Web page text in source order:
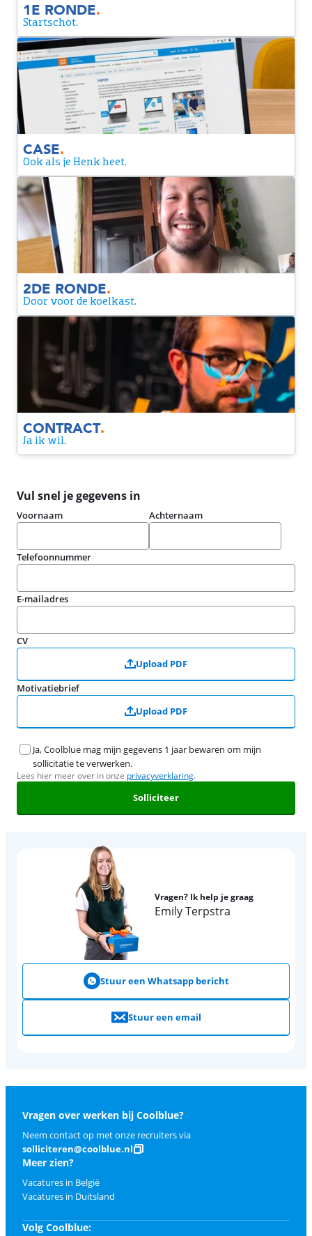
1E RONDE.
Startschot.
CASE.
Ook als je Henk heet.
Case
Met een online case krijg je een voorproefje van de functie
en laat jij meteen zien wat je in huis hebt.
2DE RONDE.
Door voor de koelkast.
2de ronde
Een laatste moment om nóg dieper in te gaan op de rol en
om elkaar de laatste brandende vragen te stellen.
CONTRACT.
Ja ik wil.
Contract
Yes! We zijn een match. Je krijgt een contract van ons. Alleen
nog even tekenen en dan maken we het officieel.
Vul snel je gegevens in
Voornaam Achternaam
Telefoonnummer
E-mailadres
CV
Upload PDF
Motivatiebrief
Upload PDF
Ja, Coolblue mag mijn gegevens 1 jaar bewaren om mijn
sollicitatie te verwerken.
Lees hier meer over in onze privacyverklaring.
Solliciteer
Vragen? Ik help je graag
Emily Terpstra
Stuur een Whatsapp bericht
Stuur een email
Vragen over werken bij Coolblue?
Neem contact op met onze recruiters via
solliciteren@coolblue.nl
Meer zien?
Vacatures in België
Vacatures in Duitsland
Volg Coolblue: